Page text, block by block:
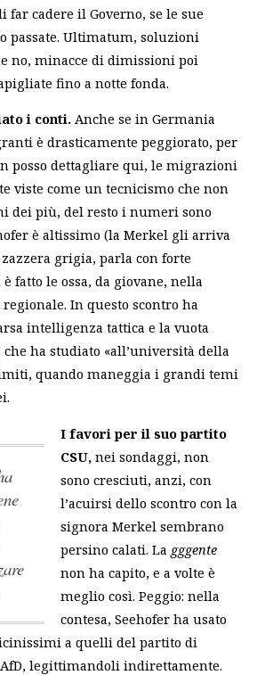
far cadere il Governo, se le sue
passate. Ultimatum, soluzioni
no, minacce di dimissioni poi
fino a notte fonda.
i conti. Anche se in Germania
è drasticamente peggiorato, per
posso dettagliare qui, le migrazioni
viste come un tecnicismo che non
dei più, del resto i numeri sono
è altissimo (la Merkel gli arriva
grigia, parla con forte
è fatto le ossa, da giovane, nella
In questo scontro ha
intelligenza tattica e la vuota
ha studiato «all’università della
quando maneggia i grandi temi
I favori per il suo partito
CSU,nei sondaggi, non
sono cresciuti, anzi, con
l’acuirsi dello scontro con la
signora Merkel sembrano
persino calati. La gggente
non ha capito, e a volte è
meglio così. Peggio: nella
contesa, Seehofer ha usato
a quelli del partito di
legittimandoli indirettamente.